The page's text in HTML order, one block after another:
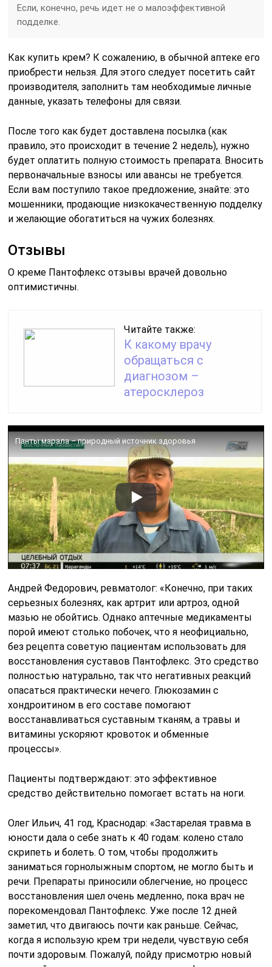
Если, конечно, речь идет не о малоэффективной
подделке.
Как купить крем? К сожалению, в обычной аптеке его
приобрести нельзя. Для этого следует посетить сайт
производителя, заполнить там необходимые личные
данные, указать телефоны для связи.
После того как будет доставлена посылка (как
правило, это происходит в течение 2 недель), нужно
будет оплатить полную стоимость препарата. Вносить
первоначальные взносы или авансы не требуется.
Если вам поступило такое предложение, знайте: это
мошенники, продающие низкокачественную подделку
и желающие обогатиться на чужих болезнях.
Отзывы
О креме Пантофлекс отзывы врачей довольно
оптимистичны.
Читайте также:
К какому врачу
обращаться с
диагнозом –
атеросклероз
Панты марала – природный источник здоровья
Андрей Федорович, ревматолог: «Конечно, при таких
серьезных болезнях, как артрит или артроз, одной
мазью не обойтись. Однако аптечные медикаменты
порой имеют столько побочек, что я неофициально,
без рецепта советую пациентам использовать для
восстановления суставов Пантофлекс. Это средство
полностью натурально, так что негативных реакций
опасаться практически нечего. Глюкозамин с
хондроитином в его составе помогают
восстанавливаться суставным тканям, а травы и
витамины ускоряют кровоток и обменные
процессы».
Пациенты подтверждают: это эффективное
средство действительно помогает встать на ноги.
Олег Ильич, 41 год, Краснодар: «Застарелая травма в
юности дала о себе знать к 40 годам: колено стало
скрипеть и болеть. О том, чтобы продолжить
заниматься горнолыжным спортом, не могло быть и
речи. Препараты приносили облегчение, но процесс
восстановления шел очень медленно, пока врач не
порекомендовал Пантофлекс. Уже после 12 дней
заметил, что двигаюсь почти как раньше. Сейчас,
когда я использую крем три недели, чувствую себя
почти здоровым. Пожалуй, пойду присмотрю новый